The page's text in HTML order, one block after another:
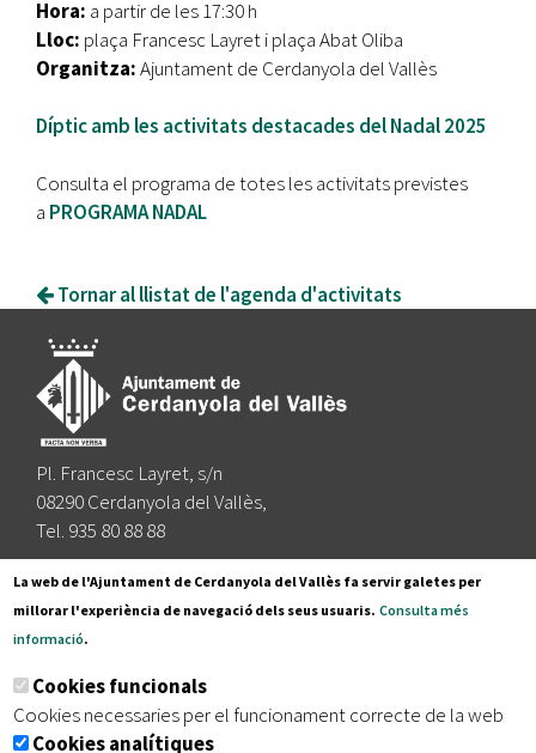
Hora: a partir de les 17:30 h
Lloc: plaça Francesc Layret i plaça Abat Oliba
Organitza:Ajuntament de Cerdanyola del Vallès
Díptic amb les activitats destacades del Nadal 2025
Consulta el programa de totes les activitats previstes
a PROGRAMA NADAL
Tornar al llistat de l'agenda d'activitats
Pl. Francesc Layret, s/n
08290 Cerdanyola del Vallès,
Tel. 935 80 88 88
Segueix-nos a:
Subscriu-te al nostre butlletí
La web de l'Ajuntament de Cerdanyola del Vallès fa servir galetes per
millorar l'experiència de navegació dels seus usuaris. Consulta més
informació.
Cookies funcionals
Cookies necessaries per el funcionament correcte de la web
Cookies analítiques